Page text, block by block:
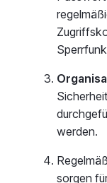
werden.
sorgen